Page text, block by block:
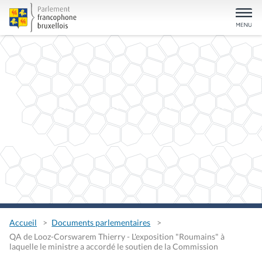
Accueil
Documents parlementaires
QA de Looz-Corswarem Thierry - L'exposition "Roumains" à
laquelle le ministre a accordé le soutien de la Commission